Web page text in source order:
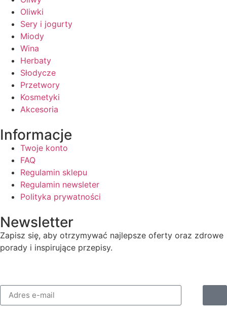
Oliwki
Sery i jogurty
Miody
Wina
Herbaty
Słodycze
Przetwory
Kosmetyki
Akcesoria
Informacje
Twoje konto
FAQ
Regulamin sklepu
Regulamin newsleter
Polityka prywatności
Newsletter
Zapisz się, aby otrzymywać najlepsze oferty oraz zdrowe
porady i inspirujące przepisy.